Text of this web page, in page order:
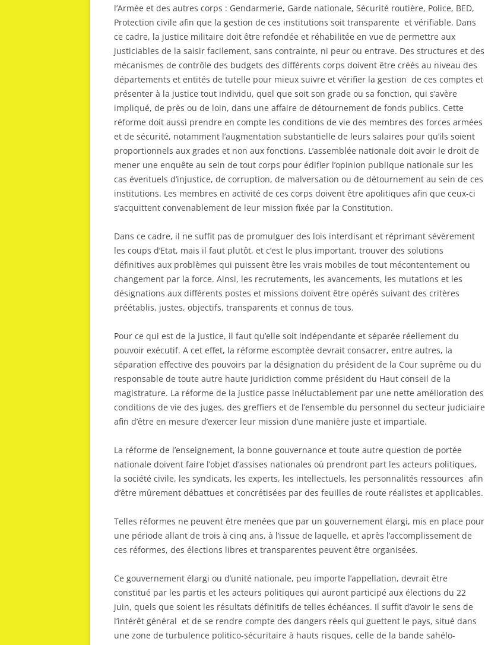
l’Armée et des autres corps : Gendarmerie, Garde nationale, Sécurité routière, Police, BED,
Protection civile afin que la gestion de ces institutions soit transparente et vérifiable. Dans
ce cadre, la justice militaire doit être refondée et réhabilitée en vue de permettre aux
justiciables de la saisir facilement, sans contrainte, ni peur ou entrave. Des structures et des
mécanismes de contrôle des budgets des différents corps doivent être créés au niveau des
départements et entités de tutelle pour mieux suivre et vérifier la gestion de ces comptes et
présenter à la justice tout individu, quel que soit son grade ou sa fonction, qui s’avère
impliqué, de près ou de loin, dans une affaire de détournement de fonds publics. Cette
réforme doit aussi prendre en compte les conditions de vie des membres des forces armées
et de sécurité, notamment l’augmentation substantielle de leurs salaires pour qu’ils soient
proportionnels aux grades et non aux fonctions. L’assemblée nationale doit avoir le droit de
mener une enquête au sein de tout corps pour édifier l’opinion publique nationale sur les
cas éventuels d’injustice, de corruption, de malversation ou de détournement au sein de ces
institutions. Les membres en activité de ces corps doivent être apolitiques afin que ceux-ci
s’acquittent convenablement de leur mission fixée par la Constitution.
Dans ce cadre, il ne suffit pas de promulguer des lois interdisant et réprimant sévèrement
les coups d’Etat, mais il faut plutôt, et c’est le plus important, trouver des solutions
définitives aux problèmes qui puissent être les vrais mobiles de tout mécontentement ou
changement par la force. Ainsi, les recrutements, les avancements, les mutations et les
désignations aux différents postes et missions doivent être opérés suivant des critères
préétablis, justes, objectifs, transparents et connus de tous.
Pour ce qui est de la justice, il faut qu’elle soit indépendante et séparée réellement du
pouvoir exécutif. A cet effet, la réforme escomptée devrait consacrer, entre autres, la
séparation effective des pouvoirs par la désignation du président de la Cour suprême ou du
responsable de toute autre haute juridiction comme président du Haut conseil de la
magistrature. La réforme de la justice passe inéluctablement par une nette amélioration des
conditions de vie des juges, des greffiers et de l’ensemble du personnel du secteur judiciaire
afin d’être en mesure d’exercer leur mission d’une manière juste et impartiale.
La réforme de l’enseignement, la bonne gouvernance et toute autre question de portée
nationale doivent faire l’objet d’assises nationales où prendront part les acteurs politiques,
la société civile, les syndicats, les experts, les intellectuels, les personnalités ressources afin
d’être mûrement débattues et concrétisées par des feuilles de route réalistes et applicables.
Telles réformes ne peuvent être menées que par un gouvernement élargi, mis en place pour
une période allant de trois à cinq ans, à l’issue de laquelle, et après l’accomplissement de
ces réformes, des élections libres et transparentes peuvent être organisées.
Ce gouvernement élargi ou d’unité nationale, peu importe l’appellation, devrait être
constitué par les partis et les acteurs politiques qui auront participé aux élections du 22
juin, quels que soient les résultats définitifs de telles échéances. Il suffit d’avoir le sens de
l’intérêt général et de se rendre compte des dangers réels qui guettent le pays, situé dans
une zone de turbulence politico-sécuritaire à hauts risques, celle de la bande sahélo-